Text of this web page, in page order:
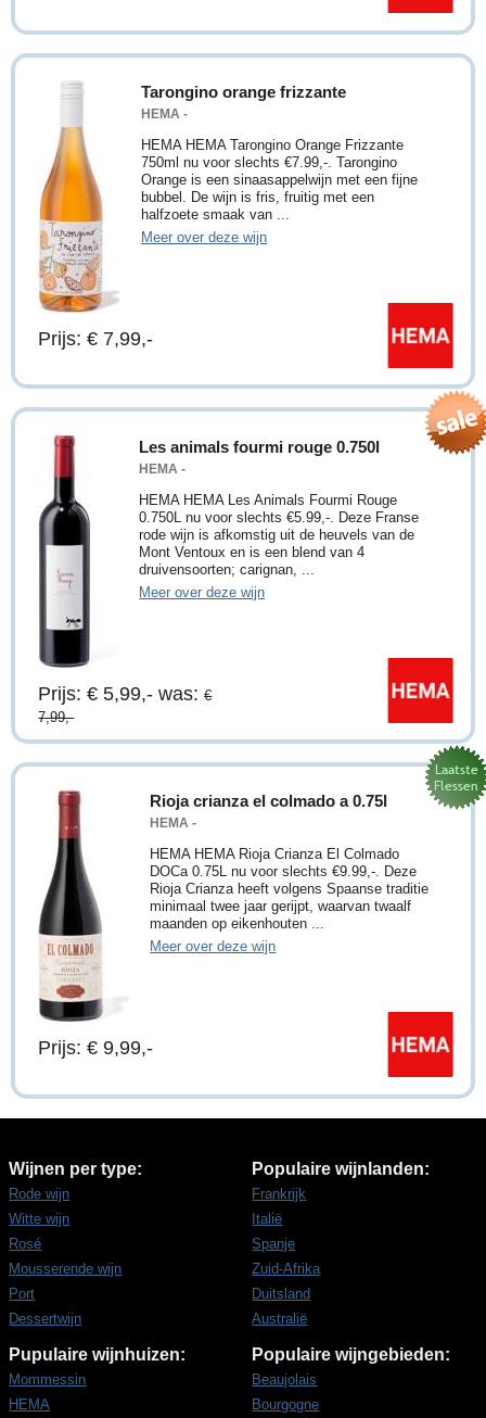
Tarongino orange frizzante
HEMA -
HEMA HEMA Tarongino Orange Frizzante
750ml nu voor slechts €7.99,-. Tarongino
Orange is een sinaasappelwijn met een fijne
bubbel. De wijn is fris, fruitig met een
halfzoete smaak van ...
Meer over deze wijn
Prijs: € 7,99,-
Les animals fourmi rouge 0.750l
HEMA -
HEMA HEMA Les Animals Fourmi Rouge
0.750L nu voor slechts €5.99,-. Deze Franse
rode wijn is afkomstig uit de heuvels van de
Mont Ventoux en is een blend van 4
druivensoorten; carignan, ...
Meer over deze wijn
Prijs: € 5,99,-was:€
7,99,-
Rioja crianza el colmado a 0.75l
HEMA -
HEMA HEMA Rioja Crianza El Colmado
DOCa 0.75L nu voor slechts €9.99,-. Deze
Rioja Crianza heeft volgens Spaanse traditie
minimaal twee jaar gerijpt, waarvan twaalf
maanden op eikenhouten ...
Meer over deze wijn
Prijs: € 9,99,-
Wijnen per type:
Rode wijn
Witte wijn
Rosé
Mousserende wijn
Port
Dessertwijn
Populaire wijnlanden:
Frankrijk
Italië
Spanje
Zuid-Afrika
Duitsland
Australië
Pupulaire wijnhuizen:
Mommessin
HEMA
Populaire wijngebieden:
Beaujolais
Bourgogne